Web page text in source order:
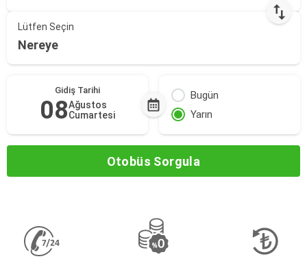
Lütfen Seçin
Nereye
Gidiş Tarihi
08Ağustos
Cumartesi
Bugün
Yarın
Otobüs Sorgula